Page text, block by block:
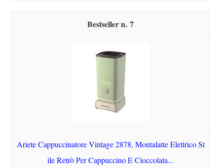
7
Ariete Cappuccinatore Vintage 2878, Montalatte Elettrico St
ile Retrò Per Cappuccino E Cioccolata...